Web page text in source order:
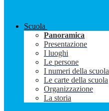
Scuola
Panoramica
Presentazione
I luoghi
Le persone
I numeri della scuola
Le carte della scuola
Organizzazione
La storia